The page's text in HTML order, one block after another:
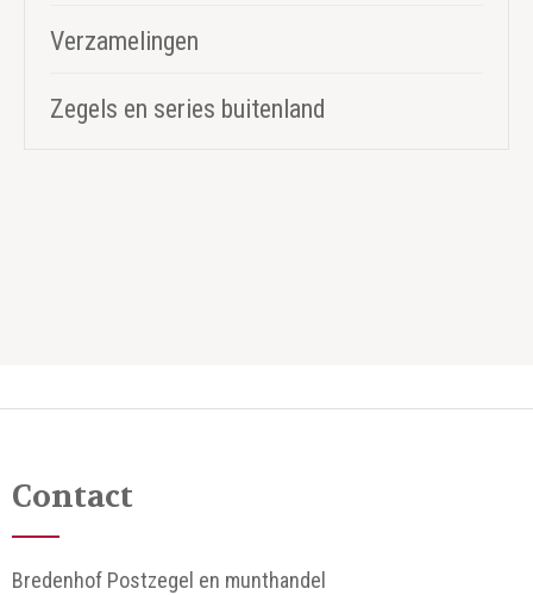
Verzamelingen
Zegels en series buitenland
Contact
Bredenhof Postzegel en munthandel